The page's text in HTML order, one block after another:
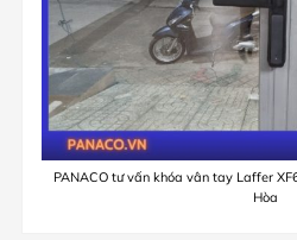
PANACO tư vấn khóa vân tay Laffer
Hòa